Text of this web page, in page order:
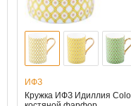
ИФЗ
Кружка ИФЗ Идиллия